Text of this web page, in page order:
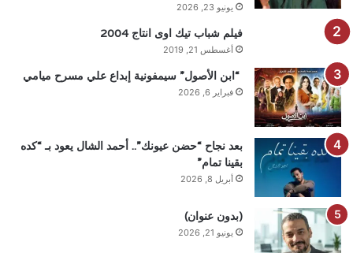
يونيو 23, 2026
فيلم شباب تيك اوى انتاج 2004
أغسطس 21, 2019
“ابن الأصول” سيمفونية إبداع علي مسرح ميامي
فبراير 6, 2026
بعد نجاح “حضن عيونك”.. أحمد الشال يعود بـ “كده
بقينا تمام”
أبريل 8, 2026
(بدون عنوان)
يونيو 21, 2026